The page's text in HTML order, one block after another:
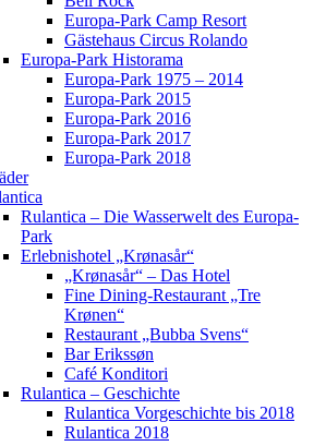
Europa-Park Camp Resort
Gästehaus Circus Rolando
Europa-Park Historama
Europa-Park 1975 – 2014
Europa-Park 2015
Europa-Park 2016
Europa-Park 2017
Europa-Park 2018
Rulantica – Die Wasserwelt des Europa-
Park
Erlebnishotel „Krønasår“
„Krønasår“ – Das Hotel
Fine Dining-Restaurant „Tre
Krønen“
Restaurant „Bubba Svens“
Bar Erikssøn
Café Konditori
Rulantica – Geschichte
Rulantica Vorgeschichte bis 2018
Rulantica 2018